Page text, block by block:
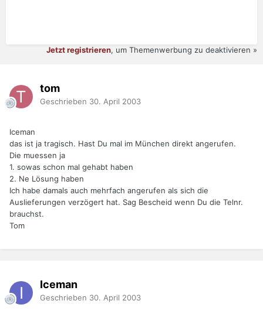
Jetzt registrieren, um Themenwerbung zu deaktivieren »
tom
Geschrieben 30. April 2003
Iceman
das ist ja tragisch. Hast Du mal im München direkt angerufen.
Die muessen ja
1. sowas schon mal gehabt haben
2. Ne Lösung haben
Ich habe damals auch mehrfach angerufen als sich die
Auslieferungen verzögert hat. Sag Bescheid wenn Du die Telnr.
brauchst.
Tom
Iceman
Geschrieben 30. April 2003